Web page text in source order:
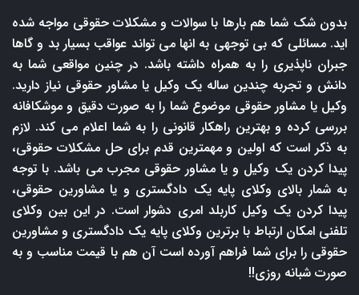
بدون شک شما هم بارها با سوالات و مشکلات حقوقی مواجه شده
اید. مسائلی که بی توجهی به انها می تواند عواقب بسیار بد و گاها
جبران ناپذیری را به همراه داشته باشد. در چنین مواقعی شما به
دانش و تجربه چندین ساله یک وکیل یا مشاور حقوقی نیاز دارید.
وکیل یا مشاور حقوقی موضوع شما را به صورت دقیق و موشکافانه
بررسی کرده و بهترین راهکار قانونی را به شما اعلام می کند. لازم
به ذکر است که اولین و مهمترین قدم برای حل مشکلات حقوقی،
پیدا کردن یک وکیل و یا مشاور حقوقی مجرب می باشد. با توجه
به شمار بالای وکلای پایه یک دادگستری و یا مشاورین حقوقی،
پیدا کردن یک وکیل کاربلد امری دشوار است. در این بین وکلای
تلفنی امکان ارتباط با برترین وکلای پایه یک دادگستری و مشاورین
حقوقی را برای شما فراهم آورده است آن هم با قیمت مناسب و به
صورت شبانه روزی!!